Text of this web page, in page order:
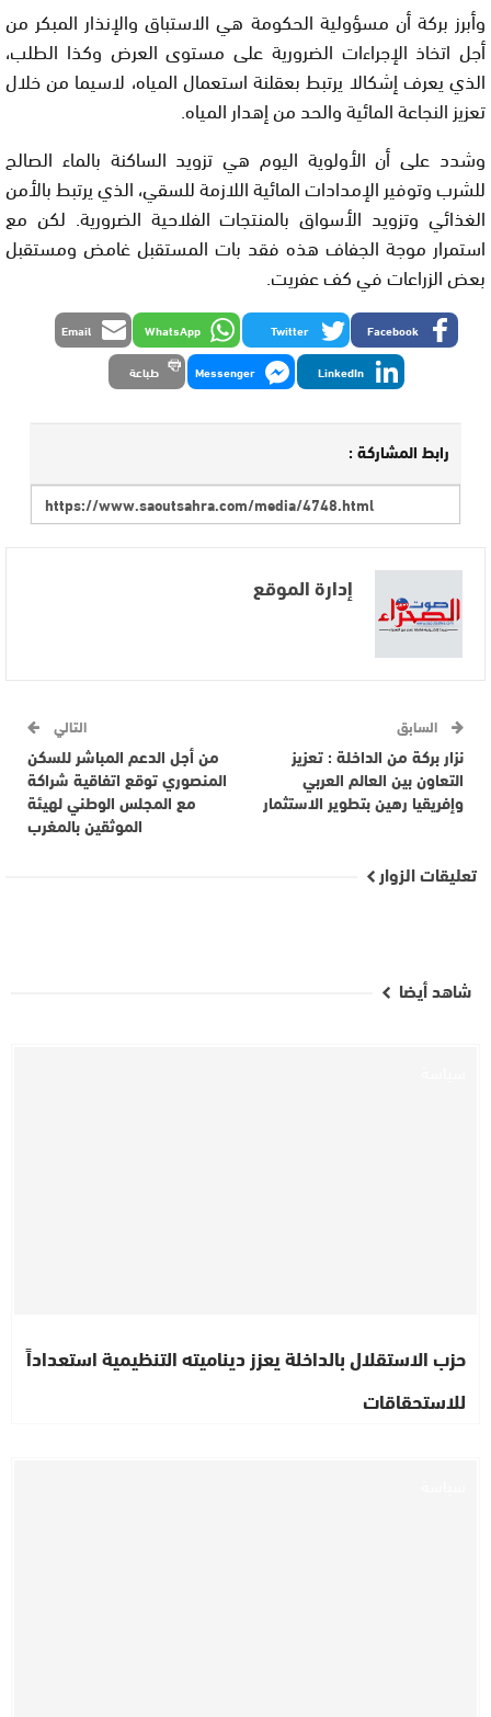
وأبرز بركة أن مسؤولية الحكومة هي الاستباق والإنذار المبكر من
أجل اتخاذ الإجراءات الضرورية على مستوى العرض وكذا الطلب،
الذي يعرف إشكالا يرتبط بعقلنة استعمال المياه، لاسيما من خلال
تعزيز النجاعة المائية والحد من إهدار المياه.
وشدد على أن الأولوية اليوم هي تزويد الساكنة بالماء الصالح
للشرب وتوفير الإمدادات المائية اللازمة للسقي، الذي يرتبط بالأمن
الغذائي وتزويد الأسواق بالمنتجات الفلاحية الضرورية. لكن مع
استمرار موجة الجفاف هذه فقد بات المستقبل غامض ومستقبل
بعض الزراعات في كف عفريت.
Facebook
Twitter
WhatsApp
Email
LinkedIn
Messenger طباعة
رابط المشاركة :
إدارة الموقع
السابق
نزار بركة من الداخلة : تعزيز
التعاون بين العالم العربي
وإفريقيا رهين بتطوير الاستثمار
التالي
من أجل الدعم المباشر للسكن
المنصوري توقع اتفاقية شراكة
مع المجلس الوطني لهيئة
الموثقين بالمغرب
تعليقات الزوار
شاهد أيضا
حزب الاستقلال بالداخلة يعزز ديناميته التنظيمية استعداداً
للاستحقاقات